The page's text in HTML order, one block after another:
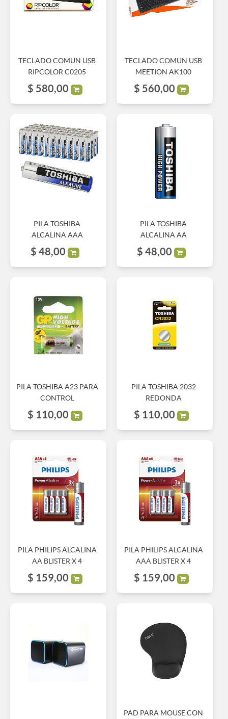
TECLADO COMUN USB
RIPCOLOR C0205
$ 580,00
TECLADO COMUN USB
MEETION AK100
$ 560,00
PILA TOSHIBA
ALCALINA AAA
$ 48,00
PILA TOSHIBA
ALCALINA AA
$ 48,00
PILA TOSHIBA A23 PARA
CONTROL
$ 110,00
PILA TOSHIBA 2032
REDONDA
$ 110,00
PILA PHILIPS ALCALINA
AA BLISTER X 4
$ 159,00
PILA PHILIPS ALCALINA
AAA BLISTER X 4
$ 159,00
PAD PARA MOUSE CON